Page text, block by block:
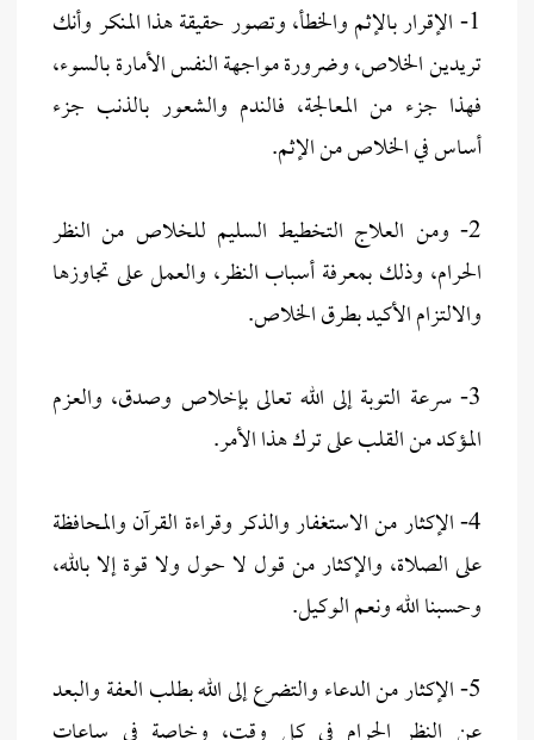
1- الإقرار بالإثم والخطأ، وتصور حقيقة هذا المنكر وأنك
تريدين الخلاص، وضرورة مواجهة النفس الأمارة بالسوء،
فهذا جزء من المعالجة، فالندم والشعور بالذنب جزء
أساس في الخلاص من الإثم.
2- ومن العلاج التخطيط السليم للخلاص من النظر
الحرام، وذلك بمعرفة أسباب النظر، والعمل على تجاوزها
والالتزام الأكيد بطرق الخلاص.
3- سرعة التوبة إلى الله تعالى بإخلاص وصدق، والعزم
المؤكد من القلب على ترك هذا الأمر.
4- الإكثار من الاستغفار والذكر وقراءة القرآن والمحافظة
على الصلاة، والإكثار من قول لا حول ولا قوة إلا بالله،
وحسبنا الله ونعم الوكيل.
5- الإكثار من الدعاء والتضرع إلى الله بطلب العفة والبعد